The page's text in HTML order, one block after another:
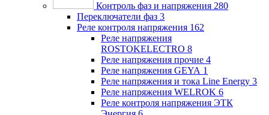
Контроль фаз и напряжения 280
Переключатели фаз 3
Реле контроля напряжения 162
Реле напряжения
ROSTOKELECTRO 8
Реле напряжения прочие 4
Реле напряжения GEYA 1
Реле напряжения и тока Line Energy 3
Реле напряжения WELROK 6
Реле контроля напряжения ЭТК